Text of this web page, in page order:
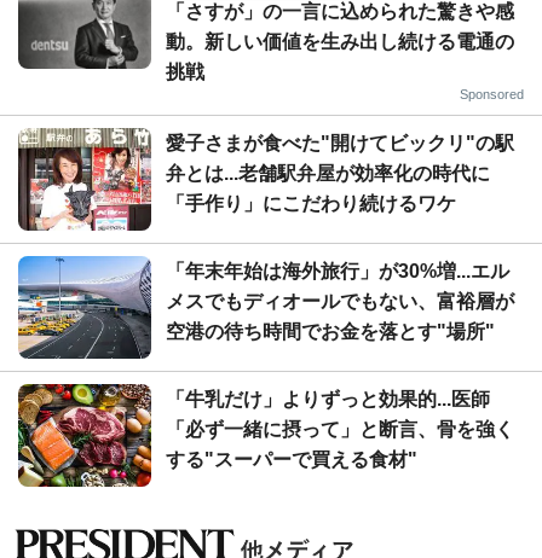
「さすが」の一言に込められた驚きや感
動。新しい価値を生み出し続ける電通の
挑戦
Sponsored
愛子さまが食べた"開けてビックリ"の駅
弁とは...老舗駅弁屋が効率化の時代に
「手作り」にこだわり続けるワケ
「年末年始は海外旅行」が30%増...エル
メスでもディオールでもない、富裕層が
空港の待ち時間でお金を落とす"場所"
「牛乳だけ」よりずっと効果的...医師
「必ず一緒に摂って」と断言、骨を強く
する"スーパーで買える食材"